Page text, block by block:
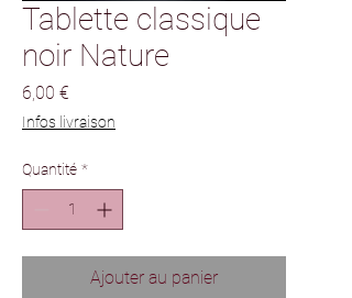
Tablette classique
noir Nature
6,00 €
Infos livraison
Quantité *
Ajouter au panier